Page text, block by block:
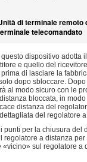
di terminale
telecomandato
dispositivo adotta
e quello del
di lasciare la
dopo sbloccare.
al modo sicuro con le
bloccata, in
distanza del
del regolatore
punti per la chiusura del
regolatore a distanza
sul regolatore a